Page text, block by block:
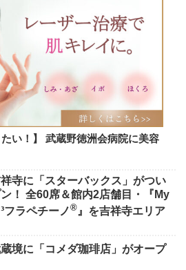
たい！】 武蔵野徳洲会病院に美容
寺に「スターバックス」がつい
！ 全60席＆館内2店舗目・『My
フラペチーノ®』を吉祥寺エリア
境に「コメダ珈琲店」がオープ